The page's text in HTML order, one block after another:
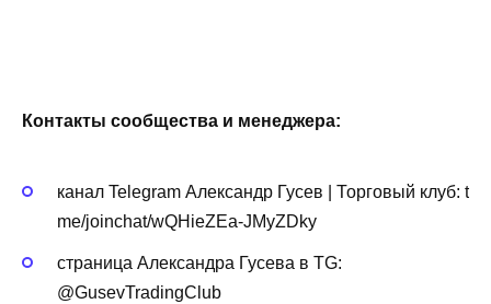
Контакты сообщества и менеджера:
канал Telegram Александр Гусев | Торговый клуб: t
me/joinchat/wQHieZEa-JMyZDky
страница Александра Гусева в TG:
@GusevTradingClub